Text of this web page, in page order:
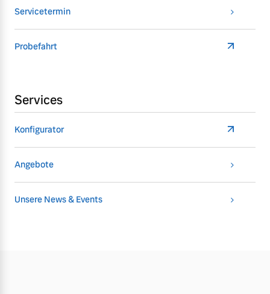
Servicetermin
Probefahrt
Services
Konfigurator
Angebote
Unsere News & Events